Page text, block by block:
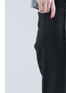
【注意事項】
1.本服務係由「台
用戶於交易時，得
買賣價金債權讓與
2.基於同意付款使
資料（包含姓名、
由本公司與您本人
3.完整用戶服務條
２．訂單成立數日
３．收到繳費通知
ATM／網路銀行／
※ 請注意：結帳手
購買商品的店家。
後付繳納相關費用。
※ 交易是否成功請
是否繳費成功／繳
客戶支援中心」
每筆NT$60，滿
萊爾富取貨付款
每筆NT$60，滿
萊爾富純取貨
每筆NT$60，滿